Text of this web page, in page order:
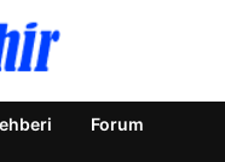
Forum